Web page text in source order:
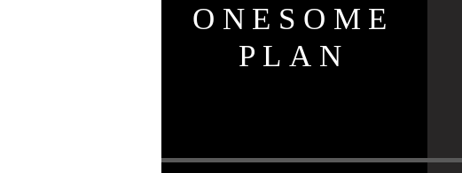
ONESOME
​PLAN